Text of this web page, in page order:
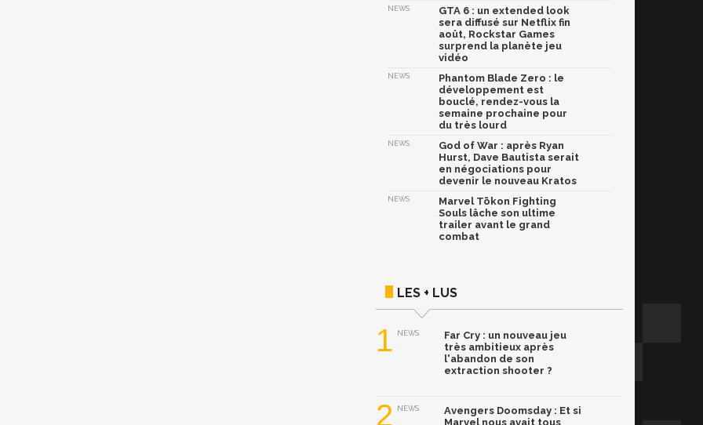
NEWS
GTA 6 : un extended look
sera diffusé sur Netflix fin
août, Rockstar Games
surprend la planète jeu
vidéo
NEWS
Phantom Blade Zero : le
développement est
bouclé, rendez-vous la
semaine prochaine pour
du très lourd
NEWS
God of War : après Ryan
Hurst, Dave Bautista serait
en négociations pour
devenir le nouveau Kratos
NEWS
Marvel Tōkon Fighting
Souls lâche son ultime
trailer avant le grand
combat
LES + LUS
1 NEWS
Far Cry : un nouveau jeu
très ambitieux après
l'abandon de son
extraction shooter ?
2 NEWS
Avengers Doomsday : Et si
Marvel nous avait tous